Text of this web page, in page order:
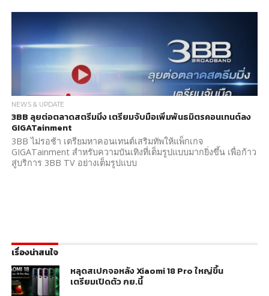
NEWS & UPDATE
3BB ลุยต่อตลาดสตรีมมิ่ง เตรียมจับมือเพิ่มพันธมิตรคอนเทนต์ลง
GIGATainment
3BB ไม่รอช้า เตรียมหาคอนเทนต์เสริมทัพให้แพ็กเกจ
GIGATainment สำหรับความบันเทิงที่เต็มรูปแบบมากยิ่งขึ้น เพื่อก้าว
สู่บริการ 3BB TV อย่างเต็มรูปแบบ
เรื่องน่าสนใจ
หลุดสเปกจอหลัง Xiaomi 18 Pro ใหญ่ขึ้น
เตรียมเปิดตัว กย.นี้